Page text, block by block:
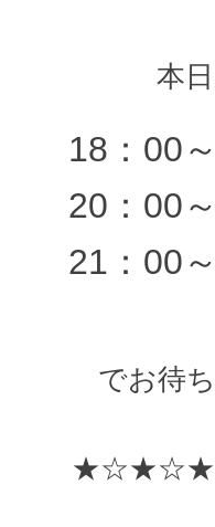
本
18：00
20：00
21：00
でお待
★☆★☆